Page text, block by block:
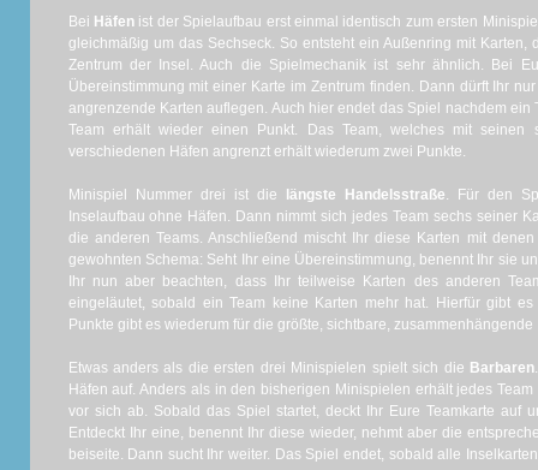
Bei Häfenist der Spielaufbau erst einmal identisch zum ersten
gleichmäßig um das Sechseck. So entsteht ein Außenring mit
Zentrum der Insel. Auch die Spielmechanik ist sehr ähnlich. Bei
Übereinstimmung mit einer Karte im Zentrum finden. Dann dürft Ihr
angrenzende Karten auflegen. Auch hier endet das Spiel nachdem ein
Team erhält wieder einen Punkt. Das Team, welches mit seinen
verschiedenen Häfen angrenzt erhält wiederum zwei Punkte.
Minispiel Nummer drei ist die längste Handelsstraße. Für den
Inselaufbau ohne Häfen. Dann nimmt sich jedes Team sechs seiner
die anderen Teams. Anschließend mischt Ihr diese Karten mit
gewohnten Schema: Seht Ihr eine Übereinstimmung, benennt Ihr sie
Ihr nun aber beachten, dass Ihr teilweise Karten des anderen
eingeläutet, sobald ein Team keine Karten mehr hat. Hierfür gibt
Punkte gibt es wiederum für die größte, sichtbare,
Etwas anders als die ersten drei Minispielen spielt sich die Barbaren
Häfen auf. Anders als in den bisherigen Minispielen erhält jedes
vor sich ab. Sobald das Spiel startet, deckt Ihr Eure Teamkarte auf
Entdeckt Ihr eine, benennt Ihr diese wieder, nehmt aber die
beiseite. Dann sucht Ihr weiter. Das Spiel endet, sobald alle